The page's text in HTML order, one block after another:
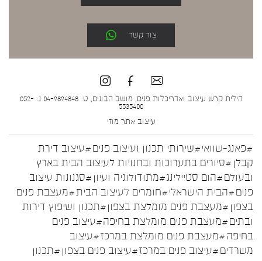
צור קשר
הילית קרש עיצוב ואדריכלות פנים, מושב הבונים, ט: 04-9894848 נ: 052-
5535400
עיצוב אתר מוזי
#פאנג-שוואי#שירותי תכנון ועיצוב פנים#עיצוב דירת
קבלן #סיורים בתערוכות ובחנויות לעיצוב הבית בארץ
ובעולם#הום סטיילינג#מתודולוגיה ועיון #סגנונות עיצוב
פנים#הבית הישראלי#חומרים לעיצוב הבית#מעצבת פנים
בצפון #מעצבת פנים מומלצת בצפון#תכנון ושיפוץ דירות
ובתים#מעצבת פנים מומלצת בחיפה#עיצוב פנים
בחיפה#מעצבת פנים מומלצת במרכז#עיצוב
משרדים#עיצוב פנים במרכז#עיצוב פנים בצפון #תכנון